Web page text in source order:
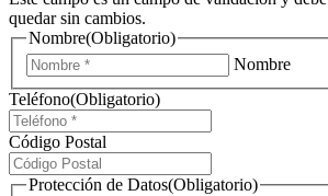
quedar sin cambios.
Nombre(Obligatorio)
Nombre
Teléfono(Obligatorio)
Código Postal
Protección de Datos(Obligatorio)